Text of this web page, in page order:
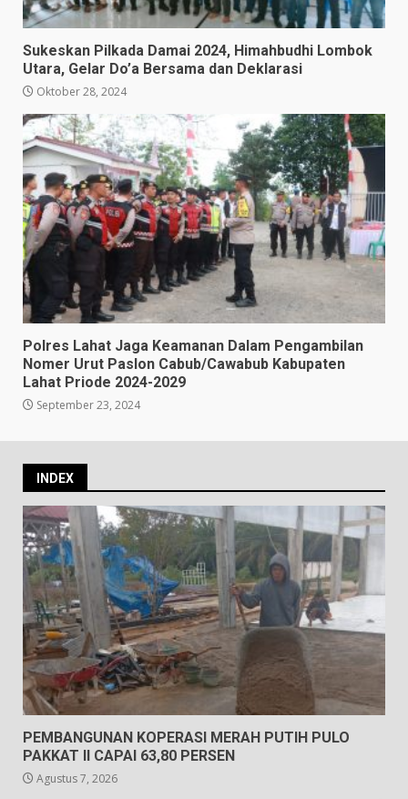
Sukeskan Pilkada Damai 2024, Himahbudhi Lombok
Utara, Gelar Do’a Bersama dan Deklarasi
Oktober 28, 2024
Polres Lahat Jaga Keamanan Dalam Pengambilan
Nomer Urut Paslon Cabub/Cawabub Kabupaten
Lahat Priode 2024-2029
September 23, 2024
INDEX
PEMBANGUNAN KOPERASI MERAH PUTIH PULO
PAKKAT II CAPAI 63,80 PERSEN
Agustus 7, 2026